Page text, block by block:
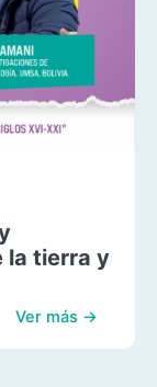
la tierra y
Ver más →